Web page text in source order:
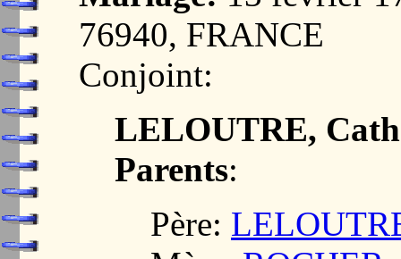
76940, FRANCE
Conjoint:
LELOUTRE,
Parents:
Père: